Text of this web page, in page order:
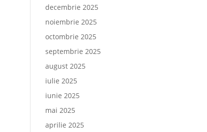
decembrie 2025
noiembrie 2025
octombrie 2025
septembrie 2025
august 2025
iulie 2025
iunie 2025
mai 2025
aprilie 2025